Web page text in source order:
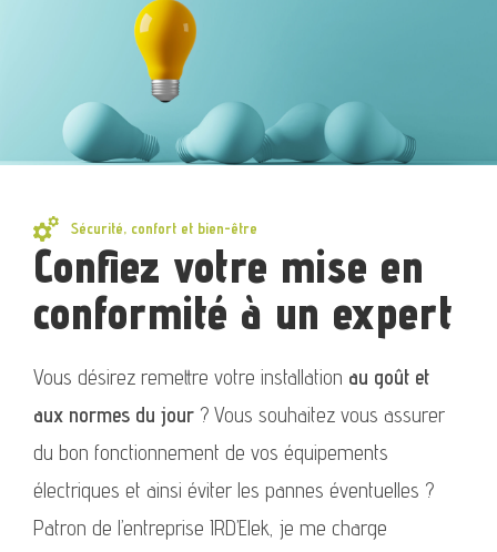
Sécurité, confort et bien-être
Confiez votre mise en
conformité à un expert
Vous désirez remettre votre installation au goût et
aux normes du jour ? Vous souhaitez vous assurer
du bon fonctionnement de vos équipements
électriques et ainsi éviter les pannes éventuelles ?
Patron de l’entreprise IRD’Elek, je me charge